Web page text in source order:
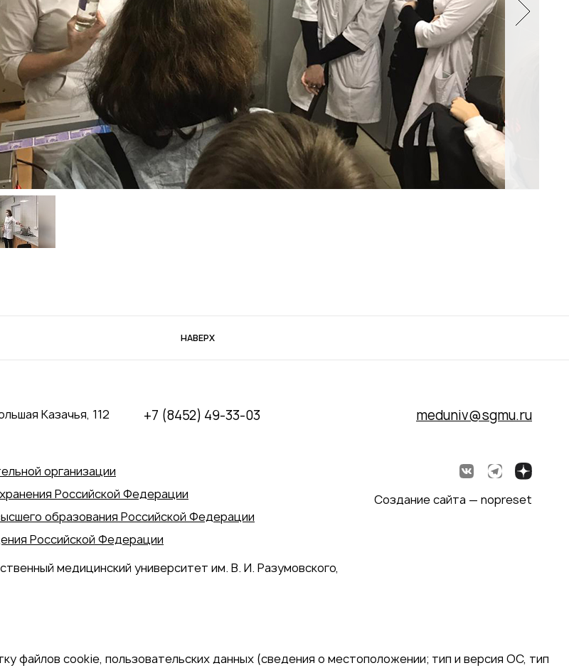
НАВЕРХ
Казачья, 112
+7 (8452) 49-33-03 meduniv@sgmu.ru
организации
Российской Федерации
образования Российской Федерации
Российской Федерации
медицинский университет им. В. И. Разумовского,
Создание сайта — nopreset
файлов cookie, пользовательских данных (сведения о местоположении; тип и версия ОС, тип